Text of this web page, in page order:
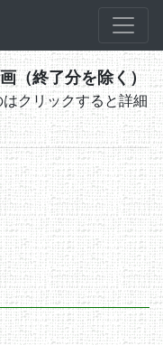
（終了分を除く）
クリックすると詳細